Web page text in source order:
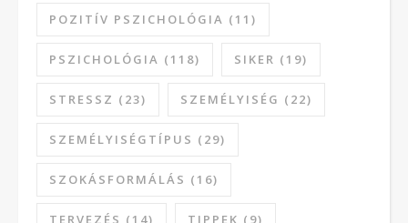
POZITÍV PSZICHOLÓGIA (11)
PSZICHOLÓGIA (118) SIKER (19)
STRESSZ (23) SZEMÉLYISÉG (22)
SZEMÉLYISÉGTÍPUS (29)
SZOKÁSFORMÁLÁS (16)
TERVEZÉS (14) TIPPEK (9)